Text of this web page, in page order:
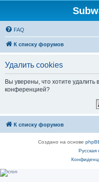
FAQ
К списку форумов
Удалить cookies
Вы уверены, что хотите удалить
конференцией?
К списку форумов
Создано на основе
Русская